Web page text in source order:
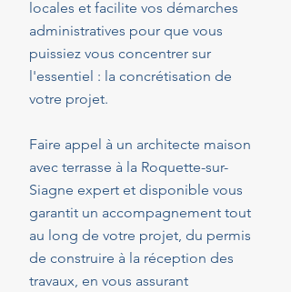
locales et facilite vos démarches
administratives pour que vous
puissiez vous concentrer sur
l'essentiel : la concrétisation de
votre projet.
Faire appel à un architecte maison
avec terrasse à la Roquette-sur-
Siagne expert et disponible vous
garantit un accompagnement tout
au long de votre projet, du permis
de construire à la réception des
travaux, en vous assurant